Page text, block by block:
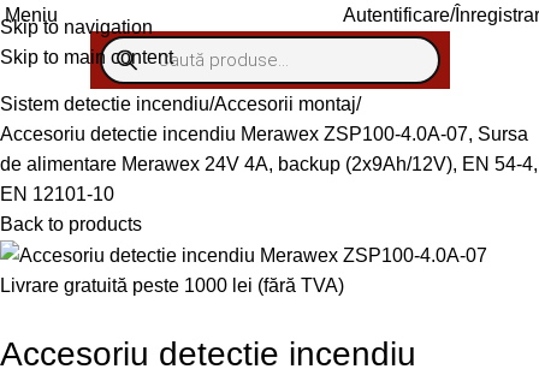
Skip to navigation
Skip to main content
Meniu Autentificare/
Sistem detectie incendiu Accesorii montaj
Accesoriu detectie incendiu Merawex ZSP100-4.0A-07, Sursa
de alimentare Merawex 24V 4A, backup (2x9Ah/12V), EN 54-4,
EN 12101-10
Back to products
Livrare gratuită peste 1000 lei (fără TVA)
Accesoriu detectie incendiu